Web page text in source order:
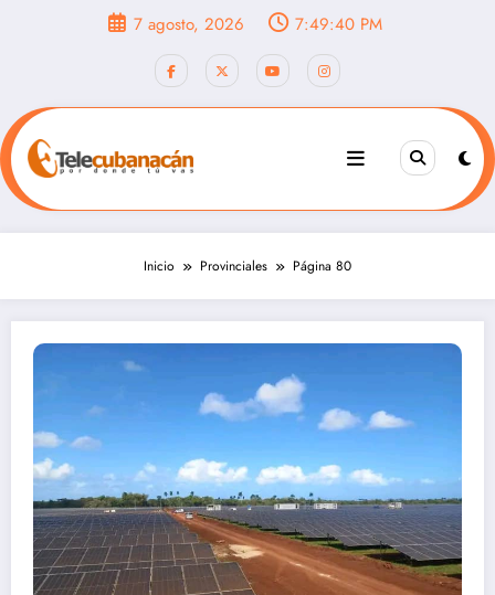
7 agosto, 2026 7:49:42 PM
Inicio Provinciales Página 80